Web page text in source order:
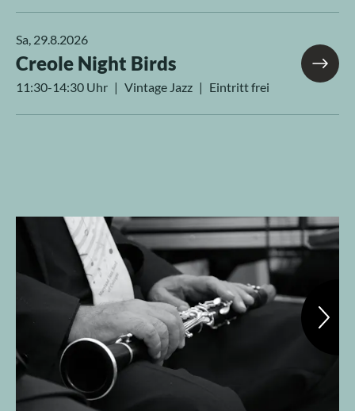
Sa, 29.8.2026
Creole Night Birds
11:30-14:30 Uhr | Vintage Jazz | Eintritt frei